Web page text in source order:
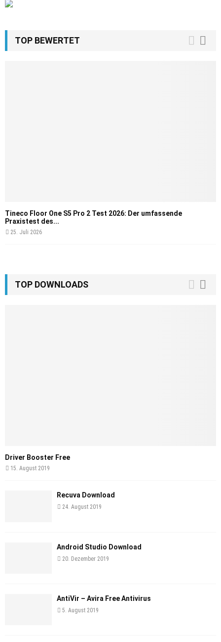
TOP BEWERTET
Tineco Floor One S5 Pro 2 Test 2026: Der umfassende
Praxistest des...
25. Juli 2026
TOP DOWNLOADS
Driver Booster Free
15. August 2019
Recuva Download
24. August 2019
Android Studio Download
20. Dezember 2019
AntiVir – Avira Free Antivirus
5. August 2019